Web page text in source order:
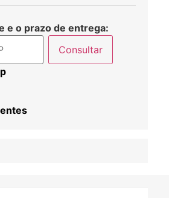
e o prazo de entrega:
Consultar